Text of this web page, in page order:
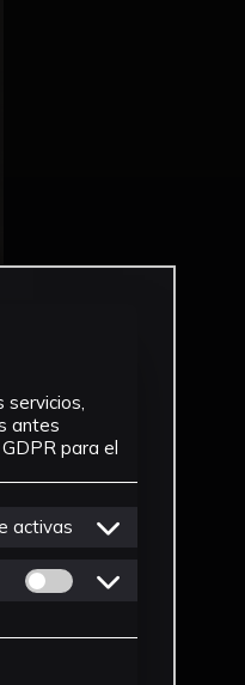
antes
para el
activas
Permitir cookies de